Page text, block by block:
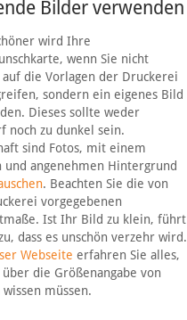
Bilder verwenden
wird Ihre
wenn Sie nicht
auf die Vorlagen der Druckerei
sondern ein eigenes Bild
Dieses sollte weder
noch zu dunkel sein.
sind Fotos, mit einem
und angenehmen Hintergrund
. Beachten Sie die von
vorgegebenen
Ist Ihr Bild zu klein, führt
dass es unschön verzehr wird.
Webseite erfahren Sie alles,
über die Größenangabe von
müssen.